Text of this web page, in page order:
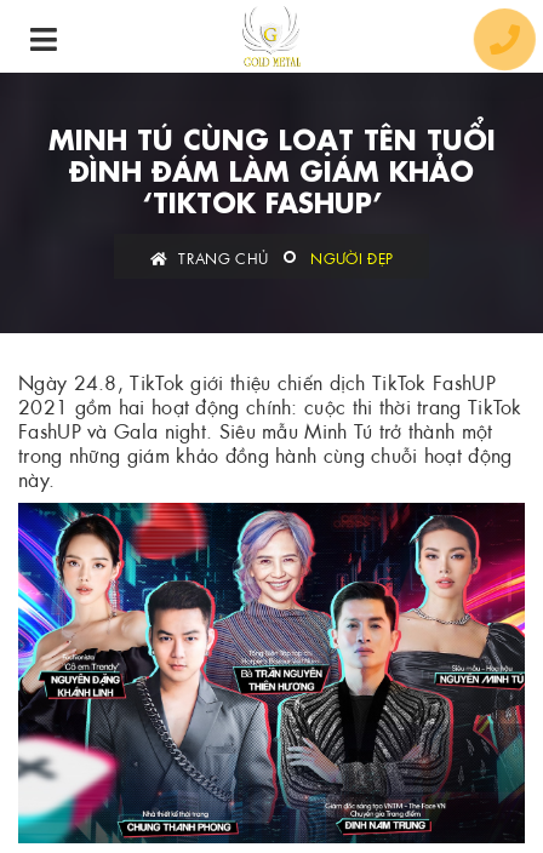
MINH TÚ CÙNG LOẠT TÊN TUỔI
ĐÌNH ĐÁM LÀM GIÁM KHẢO
‘TIKTOK FASHUP’
TRANG CHỦ NGƯỜI ĐẸP
Ngày 24.8, TikTok giới thiệu chiến dịch TikTok FashUP
2021 gồm hai hoạt động chính: cuộc thi thời trang TikTok
FashUP và Gala night. Siêu mẫu Minh Tú trở thành một
trong những giám khảo đồng hành cùng chuỗi hoạt động
này.